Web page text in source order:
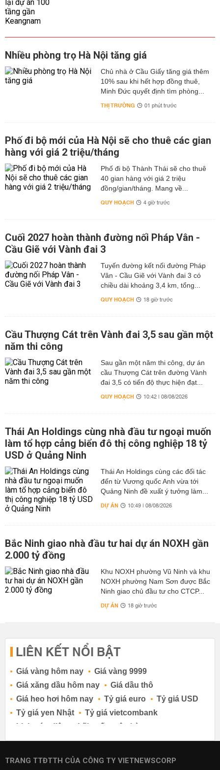
Nhiều phòng trọ Hà Nội tăng giá
Chủ nhà ở Cầu Giấy tăng giá thêm
10% sau khi hết hợp đồng thuê,
Minh Đức quyết định tìm phòng...
THỊ TRƯỜNG 01 phút trước
Phố đi bộ mới của Hà Nội sẽ cho thuê các gian
hàng với giá 2 triệu/tháng
Phố đi bộ Thành Thái sẽ cho thuê
40 gian hàng với giá 2 triệu
đồng/gian/tháng. Mang về...
QUY HOẠCH 4 giờ trước
Cuối 2027 hoàn thành đường nối Pháp Vân -
Cầu Giẽ với Vành đai 3
Tuyến đường kết nối đường Pháp
Vân - Cầu Giẽ với Vành đai 3 có
chiều dài khoảng 3,4 km, tổng...
QUY HOẠCH 18 giờ trước
Cầu Thượng Cát trên Vành đai 3,5 sau gần một
năm thi công
Sau gần một năm thi công, dự án
cầu Thượng Cát trên đường Vành
đai 3,5 có tiến độ thực hiện đạt...
QUY HOẠCH 10:42 | 08/08/2026
Thái An Holdings cùng nhà đầu tư ngoại muốn
làm tổ hợp cảng biển đô thị công nghiệp 18 tỷ
USD ở Quảng Ninh
Thái An Holdings cùng các đối tác
đến từ Vương quốc Anh vừa tới
Quảng Ninh đề xuất ý tưởng làm...
DỰ ÁN 10:49 | 08/08/2026
Bắc Ninh giao nhà đầu tư hai dự án NOXH gần
2.000 tỷ đồng
Khu NOXH phường Vũ Ninh và khu
NOXH phường Nam Sơn được Bắc
Ninh giao chủ đầu tư cho CTCP...
DỰ ÁN 18 giờ trước
LIÊN KẾT NỔI BẬT
Giá vàng hôm nay
Giá vàng 9999
Giá xăng dầu hôm nay
Giá dầu thô
Giá heo hơi hôm nay
Tỷ giá euro
Tỷ giá USD
Tỷ giá yen Nhật
Tỷ giá vietcombank
Lịch cúp điện
Lãi suất ngân hàng
Lãi suất tiết kiệm
Lãi suất tiền gửi
Lãi suất ngân hàng Agribank
TRANG TTĐTTH CỦA CÔNG TY VIETNEWSCORP